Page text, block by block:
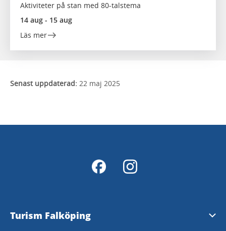
Aktiviteter på stan med 80-talstema
14 aug - 15 aug
Läs mer
Senast uppdaterad: 22 maj 2025
Turism Falköping